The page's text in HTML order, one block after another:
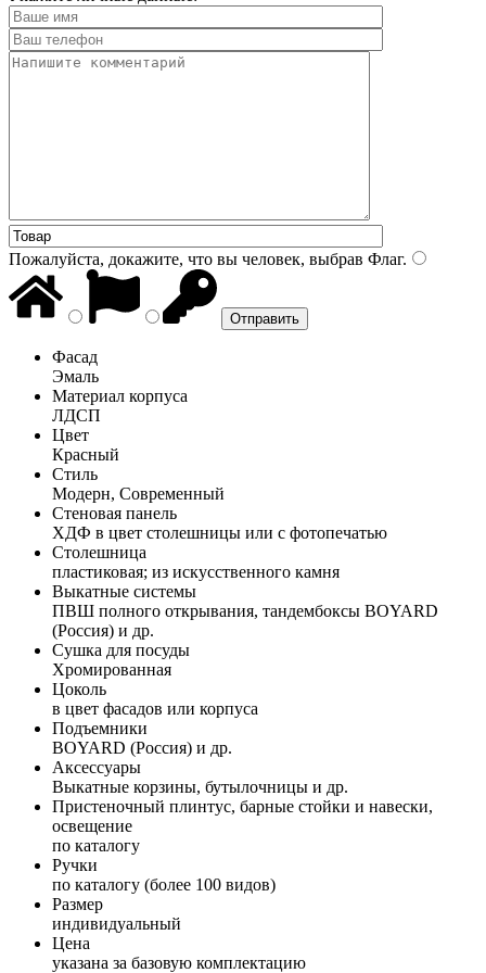
Пожалуйста, докажите, что вы человек, выбрав Флаг.
Фасад
Эмаль
Материал корпуса
ЛДСП
Цвет
Красный
Стиль
Модерн, Современный
Стеновая панель
ХДФ в цвет столешницы или с фотопечатью
Столешница
пластиковая; из искусственного камня
Выкатные системы
ПВШ полного открывания, тандембоксы BOYARD
(Россия) и др.
Сушка для посуды
Хромированная
Цоколь
в цвет фасадов или корпуса
Подъемники
BOYARD (Россия) и др.
Аксессуары
Выкатные корзины, бутылочницы и др.
Пристеночный плинтус, барные стойки и навески,
освещение
по каталогу
Ручки
по каталогу (более 100 видов)
Размер
индивидуальный
Цена
указана за базовую комплектацию